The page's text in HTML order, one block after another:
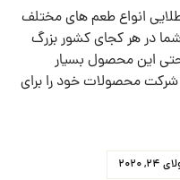
انواع طعم های مختلف
در هر کجای کشور بزرگ
این محصول بسیار
شرکت محصولات خود را برای
۲۰۲۰